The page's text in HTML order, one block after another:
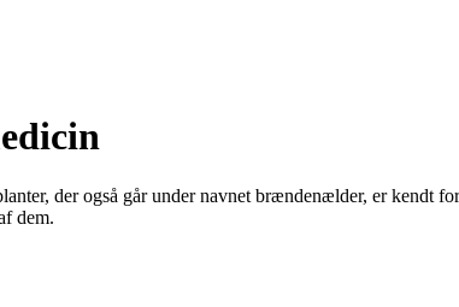
der også går under navnet brændenælder, er kendt
dem.